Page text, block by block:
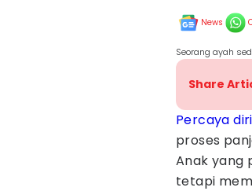
News
Seorang ayah
Share
Percaya diri
proses
Anak yang
tetapi